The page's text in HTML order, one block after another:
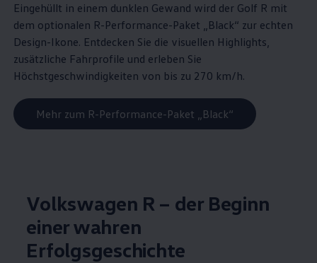
Eingehüllt in einem dunklen Gewand wird der Golf R mit
dem optionalen R-Performance-Paket „Black“ zur echten
Design-Ikone. Entdecken Sie die visuellen Highlights,
zusätzliche Fahrprofile und erleben Sie
Höchstgeschwindigkeiten von bis zu 270 km/h.
Mehr zum R-Performance-Paket „Black“
Volkswagen R – der Beginn
einer wahren
Erfolgsgeschichte